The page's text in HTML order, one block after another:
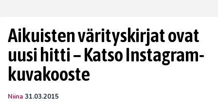
Aikuisten värityskirjat ovat
uusi hitti – Katso Instagram-
kuvakooste
Niina 31.03.2015